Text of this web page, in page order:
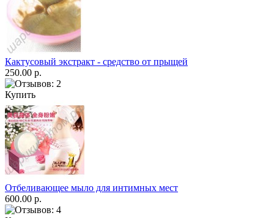
Кактусовый экстракт - средство от прыщей
250.00 р.
Купить
Отбеливающее мыло для интимных мест
600.00 р.